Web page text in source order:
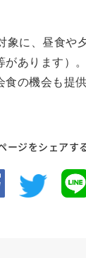
象に、昼食や
があります）
の機会も提
ージをシェアす